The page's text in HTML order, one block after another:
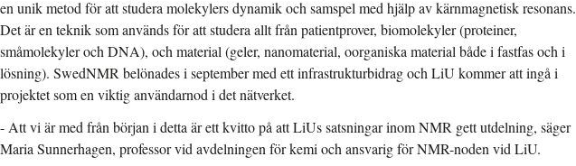
en unik metod för att studera molekylers dynamik och samspel med hjälp av kärnmagnetisk resonans.
Det är en teknik som används för att studera allt från patientprover, biomolekyler (proteiner,
småmolekyler och DNA), och material (geler, nanomaterial, oorganiska material både i fastfas och i
lösning). SwedNMR belönades i september med ett infrastrukturbidrag och LiU kommer att ingå i
projektet som en viktig användarnod i det nätverket.
- Att vi är med från början i detta är ett kvitto på att LiUs satsningar inom NMR gett utdelning, säger
Maria Sunnerhagen, professor vid avdelningen för kemi och ansvarig för NMR-noden vid LiU.